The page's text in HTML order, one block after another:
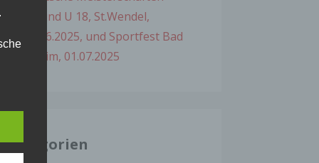
Aktive und U 18, St.Wendel,
28./29.06.2025, und Sportfest Bad
Dürkheim, 01.07.2025
Kategorien